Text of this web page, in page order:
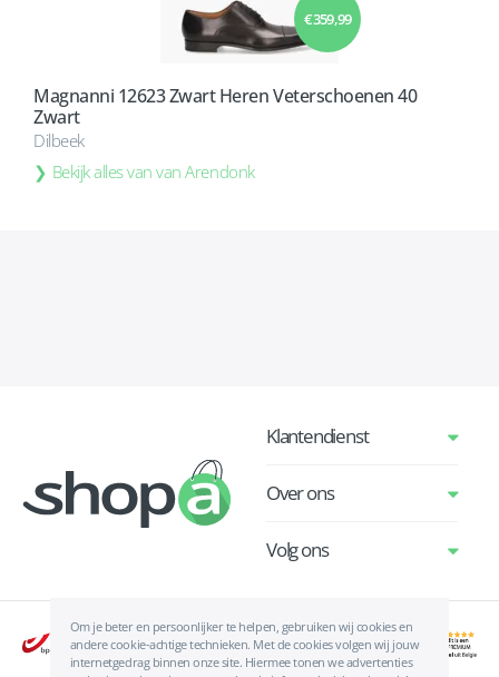
€ 359,99
Magnanni 12623 Zwart Heren Veterschoenen 40
Zwart
Dilbeek
Bekijk alles van van Arendonk
Om je beter en persoonlijker te helpen, gebruiken wij cookies en
andere cookie-achtige technieken. Met de cookies volgen wij jouw
internetgedrag binnen onze site. Hiermee tonen we advertenties
Klantendienst
Over ons
Volg ons